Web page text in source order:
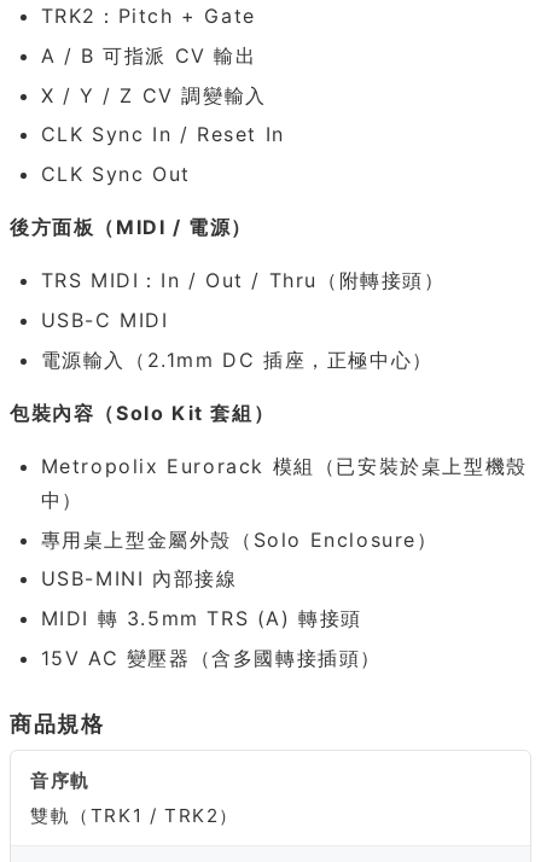
TRK2：Pitch + Gate
A / B 可指派 CV 輸出
X / Y / Z CV 調變輸入
CLK Sync In / Reset In
CLK Sync Out
後方面板（MIDI / 電源）
TRS MIDI：In / Out / Thru（附轉接頭）
USB-C MIDI
電源輸入（2.1mm DC 插座，正極中心）
包裝內容（Solo Kit 套組）
Metropolix Eurorack 模組（已安裝於桌上型機殼
中）
專用桌上型金屬外殼（Solo Enclosure）
USB-MINI 內部接線
MIDI 轉 3.5mm TRS (A) 轉接頭
15V AC 變壓器（含多國轉接插頭）
商品規格
音序軌
雙軌（TRK1 / TRK2）